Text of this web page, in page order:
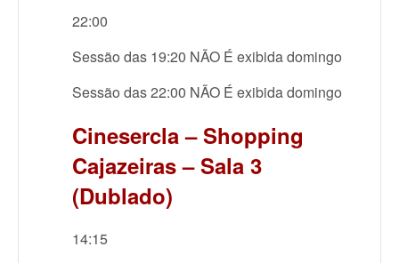
22:00
Sessão das 19:20 NÃO É exibida domingo
Sessão das 22:00 NÃO É exibida domingo
Cinesercla – Shopping
Cajazeiras – Sala 3
(Dublado)
14:15